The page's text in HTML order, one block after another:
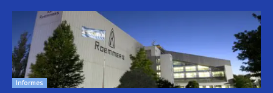
Informes